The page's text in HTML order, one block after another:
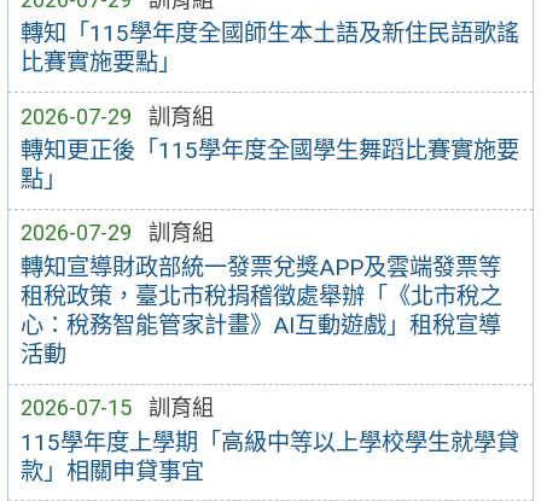
轉知「115學年度全國師生本土語及新住民語歌謠
比賽實施要點」
2026-07-29 訓育組
轉知更正後「115學年度全國學生舞蹈比賽實施要
點」
2026-07-29 訓育組
轉知宣導財政部統一發票兌獎APP及雲端發票等
租稅政策，臺北市稅捐稽徵處舉辦「《北市稅之
心：稅務智能管家計畫》AI互動遊戲」租稅宣導
活動
2026-07-15 訓育組
115學年度上學期「高級中等以上學校學生就學貸
款」相關申貸事宜